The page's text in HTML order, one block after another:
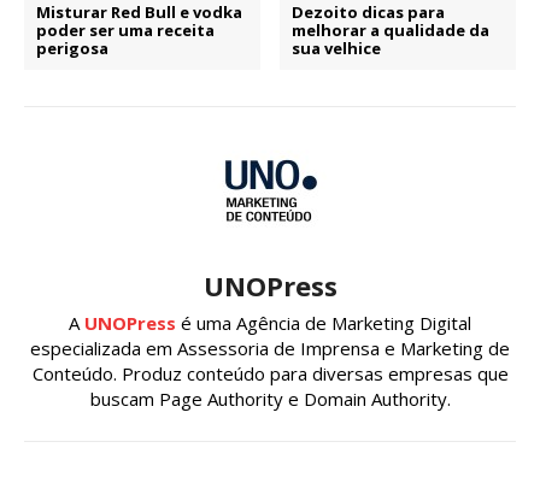
Misturar Red Bull e vodka
poder ser uma receita
perigosa
Dezoito dicas para
melhorar a qualidade da
sua velhice
UNOPress
A UNOPress é uma Agência de Marketing Digital
especializada em Assessoria de Imprensa e Marketing de
Conteúdo. Produz conteúdo para diversas empresas que
buscam Page Authority e Domain Authority.